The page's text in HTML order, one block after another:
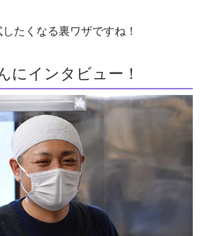
たくなる裏ワザですね！
にインタビュー！